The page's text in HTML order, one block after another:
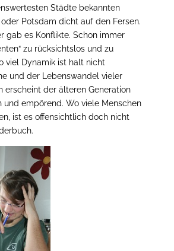
Städte bekannten
Potsdam dicht auf den Fersen.
gab es Konflikte. Schon immer
zu rücksichtslos und zu
viel Dynamik ist halt nicht
und der Lebenswandel vieler
erscheint der älteren Generation
und empörend. Wo viele Menschen
ist es offensichtlich doch nicht